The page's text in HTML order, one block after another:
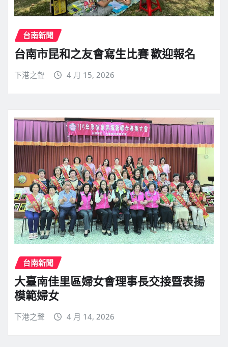
台南新聞
台南市昆和之友會寫生比賽 歡迎報名
下港之聲 4 月 15, 2026
台南新聞
大臺南佳里區婦女會理事長交接暨表揚
模範婦女
下港之聲 4 月 14, 2026